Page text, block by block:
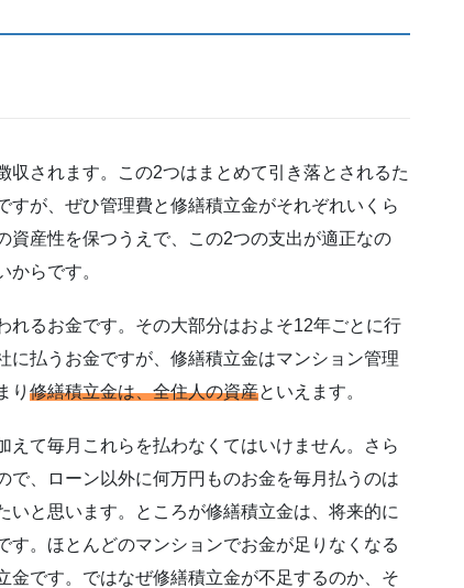
されます。この2つはまとめて引き落とされるた
が、ぜひ管理費と修繕積立金がそれぞれいくら
資産性を保つうえで、この2つの支出が適正なの
らです。
るお金です。その大部分はおよそ12年ごとに行
に払うお金ですが、修繕積立金はマンション管理
り 修繕積立金は、全住人の資産といえます。
えて毎月これらを払わなくてはいけません。さら
、ローン以外に何万円ものお金を毎月払うのは
と思います。ところが修繕積立金は、将来的に
。ほとんどのマンションでお金が足りなくなる
金です。ではなぜ修繕積立金が不足するのか、そ